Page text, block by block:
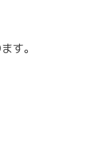
す。